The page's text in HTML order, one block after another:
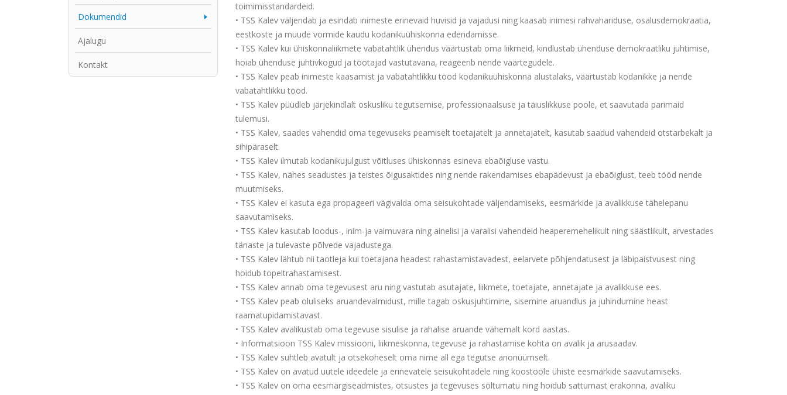
toimimisstandardeid.
• TSS Kalev väljendab ja esindab inimeste erinevaid huvisid ja vajadusi ning kaasab inimesi rahvahariduse, osalusdemokraatia,
eestkoste ja muude vormide kaudu kodanikuühiskonna edendamisse.
• TSS Kalev kui ühiskonnaliikmete vabatahtlik ühendus väärtustab oma liikmeid, kindlustab ühenduse demokraatliku juhtimise,
hoiab ühenduse juhtivkogud ja töötajad vastutavana, reageerib nende väärtegudele.
• TSS Kalev peab inimeste kaasamist ja vabatahtlikku tööd kodanikuühiskonna alustalaks, väärtustab kodanikke ja nende
vabatahtlikku tööd.
• TSS Kalev püüdleb järjekindlalt oskusliku tegutsemise, professionaalsuse ja täiuslikkuse poole, et saavutada parimaid
tulemusi.
• TSS Kalev, saades vahendid oma tegevuseks peamiselt toetajatelt ja annetajatelt, kasutab saadud vahendeid otstarbekalt ja
sihipäraselt.
• TSS Kalev ilmutab kodanikujulgust võitluses ühiskonnas esineva ebaõigluse vastu.
• TSS Kalev, nähes seadustes ja teistes õigusaktides ning nende rakendamises ebapädevust ja ebaõiglust, teeb tööd nende
muutmiseks.
• TSS Kalev ei kasuta ega propageeri vägivalda oma seisukohtade väljendamiseks, eesmärkide ja avalikkuse tähelepanu
saavutamiseks.
• TSS Kalev kasutab loodus-, inim-ja vaimuvara ning ainelisi ja varalisi vahendeid heaperemehelikult ning säästlikult, arvestades
tänaste ja tulevaste põlvede vajadustega.
• TSS Kalev lähtub nii taotleja kui toetajana headest rahastamistavadest, eelarvete põhjendatusest ja läbipaistvusest ning
hoidub topeltrahastamisest.
• TSS Kalev annab oma tegevusest aru ning vastutab asutajate, liikmete, toetajate, annetajate ja avalikkuse ees.
• TSS Kalev peab oluliseks aruandevalmidust, mille tagab oskusjuhtimine, sisemine aruandlus ja juhindumine heast
raamatupidamistavast.
• TSS Kalev avalikustab oma tegevuse sisulise ja rahalise aruande vähemalt kord aastas.
• Informatsioon TSS Kalev missiooni, liikmeskonna, tegevuse ja rahastamise kohta on avalik ja arusaadav.
• TSS Kalev suhtleb avatult ja otsekoheselt oma nime all ega tegutse anonüümselt.
• TSS Kalev on avatud uutele ideedele ja erinevatele seisukohtadele ning koostööle ühiste eesmärkide saavutamiseks.
• TSS Kalev on oma eesmärgiseadmistes, otsustes ja tegevuses sõltumatu ning hoidub sattumast erakonna, avaliku
Dokumendid
Ajalugu
Kontakt